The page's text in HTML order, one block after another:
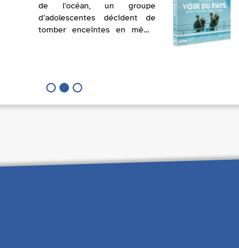
de l’océan, un groupe
d’adolescentes décident de
tomber enceintes en même
le même lycée,...